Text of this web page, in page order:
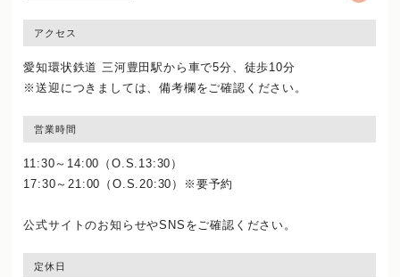
アクセス
愛知環状鉄道 三河豊田駅から車で5分、徒歩10分
※送迎につきましては、備考欄をご確認ください。
営業時間
11:30～14:00（O.S.13:30）
17:30～21:00（O.S.20:30）※要予約
公式サイトのお知らせやSNSをご確認ください。
定休日